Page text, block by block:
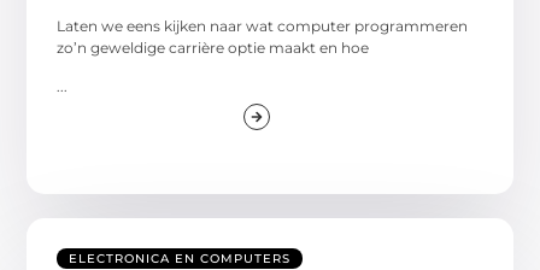
Laten we eens kijken naar wat computer programmeren
zo’n geweldige carrière optie maakt en hoe
...
ELECTRONICA EN COMPUTERS